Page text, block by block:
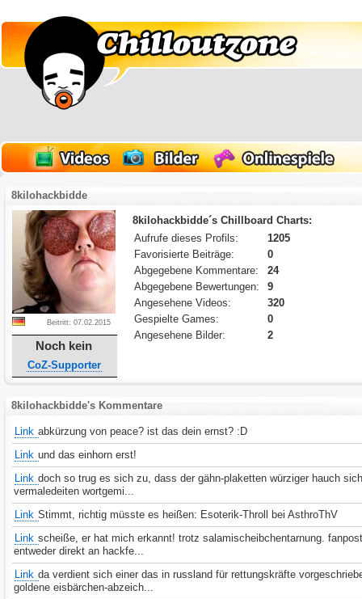
8kilohackbidde
Beitritt: 07.02.2015
Noch kein
CoZ-Supporter
8kilohackbidde´s Chillboard Charts:
Aufrufe dieses Profils:
1205
Favorisierte Beiträge:
0
Abgegebene Kommentare:
24
Abgegebene Bewertungen:
9
Angesehene Videos:
320
Gespielte Games:
0
Angesehene Bilder:
2
8kilohackbidde's Kommentare
Link abkürzung von peace? ist das dein ernst? :D
Link und das einhorn erst!
Link doch so trug es sich zu, dass der gähn-plaketten würziger hauch
vermaledeiten wortgemi...
Link Stimmt, richtig müsste es heißen: Esoterik-Throll bei AsthroThV
Link scheiße, er hat mich erkannt! trotz salamischeibchentarnung.
entweder direkt an hackfe...
Link da verdient sich einer das in russland für rettungskräfte
goldene eisbärchen-abzeich...